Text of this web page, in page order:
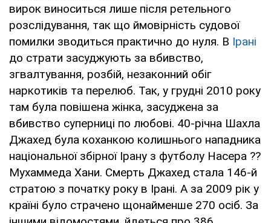
вирок виноситься лише після ретельного
розслідування, так що ймовірність судової
помилки зводиться практично до нуля. В Ірані
до страти засуджують за вбивство,
згвалтування, розбій, незаконний обіг
наркотиків та перелюб. Так, у грудні 2010 року
там була повішена жінка, засуджена за
вбивство суперниці по любові. 40-річна Шахла
Джахед була коханкою колишнього нападника
національної збірної Ірану з футболу Насера ??
Мухаммеда Хани. Смерть Джахед стала 146-й
стратою з початку року в Ірані. А за 2009 рік у
країні було страчено щонайменше 270 осіб. За